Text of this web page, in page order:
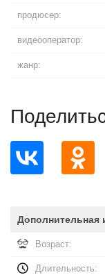
продюсер:
видеооператор:
жанр:
Дополнительная
Возраст:
Длительность: